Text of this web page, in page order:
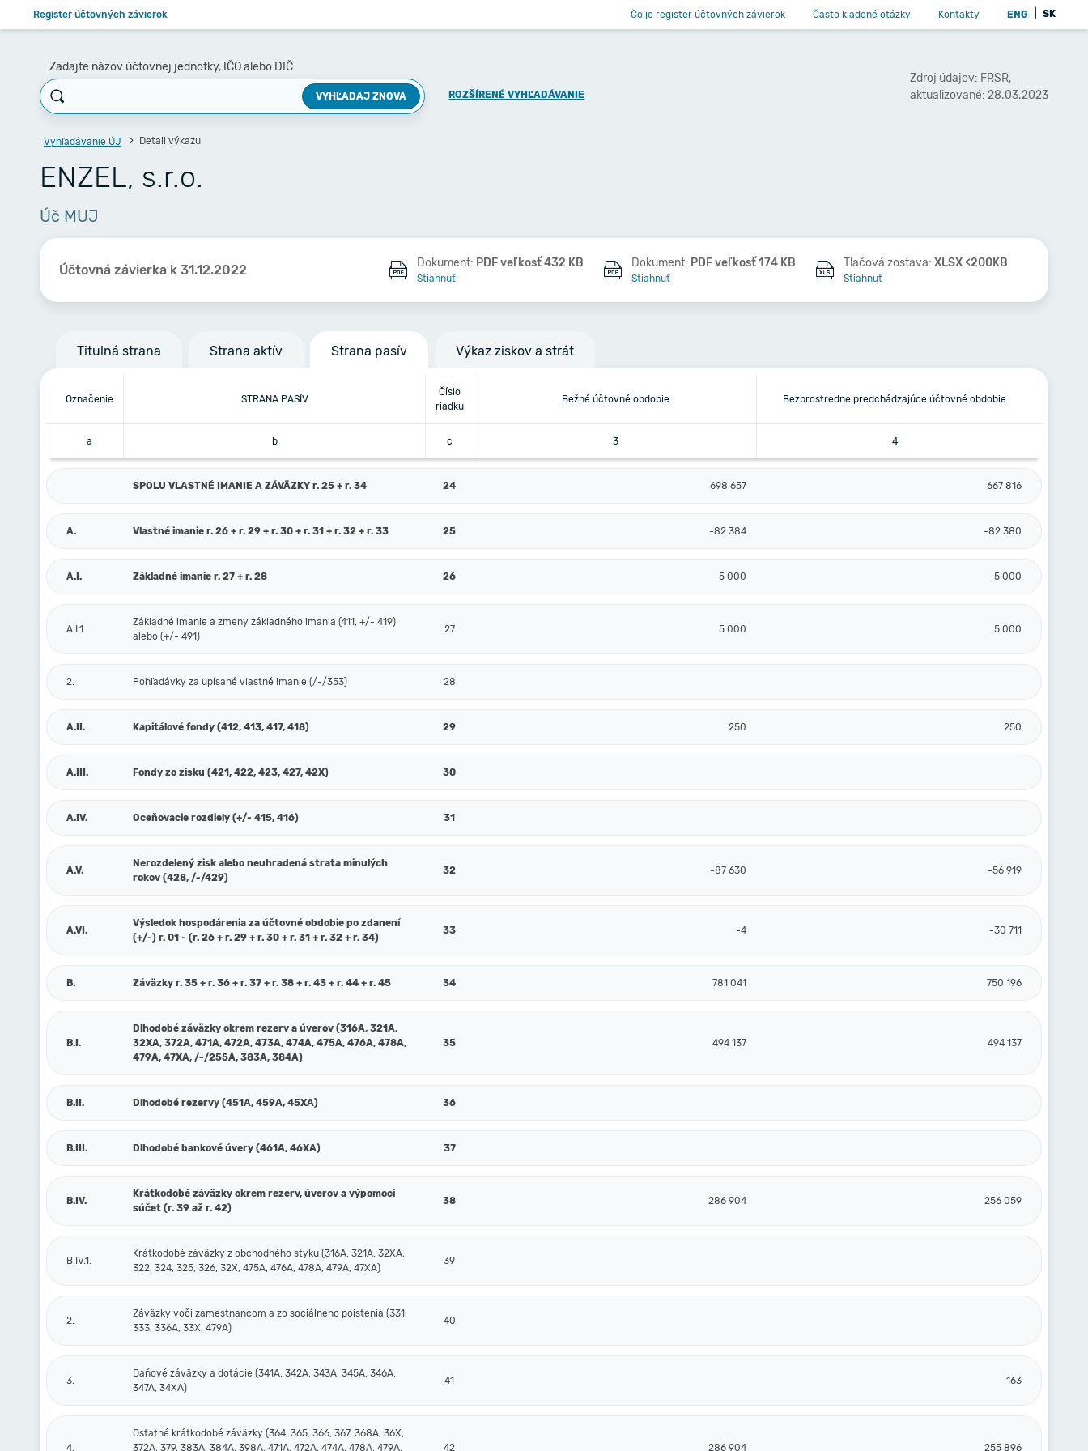
Register účtovných závierok Čo je register účtovných závierok Často kladené otázky Kontakty ENG SK
Zadajte názov účtovnej jednotky, IČO alebo DIČ
VYHĽADAJ ZNOVA ROZŠÍRENÉ VYHĽADÁVANIE
Zdroj údajov: FRSR,
aktualizované: 28.03.2023
Vyhľadávanie ÚJ Detail výkazu
ENZEL, s.r.o.
Úč MUJ
Účtovná závierka k 31.12.2022 Dokument: PDF veľkosť 432 KB
Stiahnuť
Dokument: PDF veľkosť 174 KB
Stiahnuť
Tlačová zostava:XLSX <200KB
Stiahnuť
Titulná strana Strana aktív Strana pasív Výkaz ziskov a strát
Označenie STRANA PASÍV
Číslo
riadku
Bežné účtovné obdobie Bezprostredne predchádzajúce účtovné obdobie
a b c 3 4
SPOLU VLASTNÉ IMANIE A ZÁVÄZKY r. 25 + r. 34 24 698 657 667 816
A. Vlastné imanie r. 26 + r. 29 + r. 30 + r. 31 + r. 32 + r. 33 25 -82 384 -82 380
A.I. Základné imanie r. 27 + r. 28 26 5 000 5 000
A.I.1.
Základné imanie a zmeny základného imania (411, +/- 419)
alebo (+/- 491)
27 5 000 5 000
2. Pohľadávky za upísané vlastné imanie (/-/353) 28
A.II. Kapitálové fondy (412, 413, 417, 418) 29 250 250
A.III. Fondy zo zisku (421, 422, 423, 427, 42X) 30
A.IV. Oceňovacie rozdiely (+/- 415, 416) 31
A.V.
Nerozdelený zisk alebo neuhradená strata minulých
rokov (428, /-/429)
32 -87 630 -56 919
A.VI.
Výsledok hospodárenia za účtovné obdobie po zdanení
(+/-) r. 01 - (r. 26 + r. 29 + r. 30 + r. 31 + r. 32 + r. 34)
33 -4 -30 711
B. Záväzky r. 35 + r. 36 + r. 37 + r. 38 + r. 43 + r. 44 + r. 45 34 781 041 750 196
B.I.
Dlhodobé záväzky okrem rezerv a úverov (316A, 321A,
32XA, 372A, 471A, 472A, 473A, 474A, 475A, 476A, 478A,
479A, 47XA, /-/255A, 383A, 384A)
35 494 137 494 137
B.II. Dlhodobé rezervy (451A, 459A, 45XA) 36
B.III. Dlhodobé bankové úvery (461A, 46XA) 37
B.IV.
Krátkodobé záväzky okrem rezerv, úverov a výpomoci
súčet (r. 39 až r. 42)
38 286 904 256 059
B.IV.1.
Krátkodobé záväzky z obchodného styku (316A, 321A, 32XA,
322, 324, 325, 326, 32X, 475A, 476A, 478A, 479A, 47XA)
39
2.
Záväzky voči zamestnancom a zo sociálneho poistenia (331,
333, 336A, 33X, 479A)
40
3.
Daňové záväzky a dotácie (341A, 342A, 343A, 345A, 346A,
347A, 34XA)
41 163
4.
Ostatné krátkodobé záväzky (364, 365, 366, 367, 368A, 36X,
372A, 379, 383A, 384A, 398A, 471A, 472A, 474A, 478A, 479A,
42 286 904 255 896